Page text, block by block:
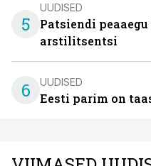
5
UUDISED
Patsiendi
arstilitsentsi
6 UUDISED
Eesti parim on